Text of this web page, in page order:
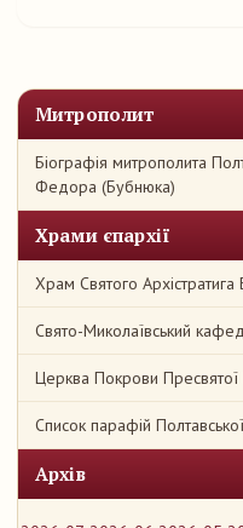
Митрополит
Біографія митрополита
Федора (Бубнюка)
Храми єпархії
Храм Святого
Свято-Миколаївський
Церква Покрови Пресвятої
Список парафій
Архів